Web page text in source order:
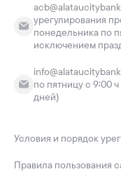
урегулирования
понедельника по
исключением
по пятницу с 9:00
дней)
Условия и порядок
Правила пользования